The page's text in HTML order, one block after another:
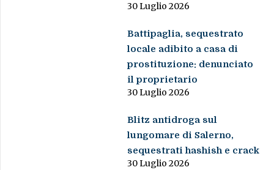
30 Luglio 2026
Battipaglia, sequestrato
locale adibito a casa di
prostituzione: denunciato
il proprietario
30 Luglio 2026
Blitz antidroga sul
lungomare di Salerno,
sequestrati hashish e crack
30 Luglio 2026